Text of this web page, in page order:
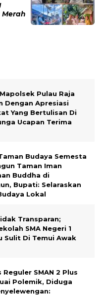
Pulau Raja
Dengan Apresiasi
Yang Bertulisan Di
Ucapan Terima
Budaya Semesta
Taman Iman
Buddha di
Bupati: Selaraskan
Lokal
Transparan;
SMA Negeri 1
Sulit Di Temui Awak
Reguler SMAN 2 Plus
Polemik, Diduga